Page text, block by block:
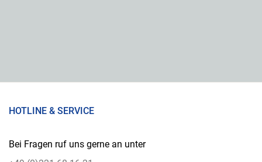
HOTLINE & SERVICE
Bei Fragen ruf uns gerne an unter